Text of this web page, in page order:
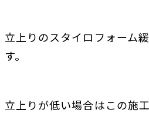
立上りのスタイロフォーム
す。
立上りが低い場合はこの施工